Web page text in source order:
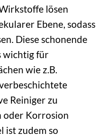
lösen
Ebene, sodass
Diese schonende
wichtig für
wie z.B.
Reiniger zu
oder Korrosion
ist zudem so